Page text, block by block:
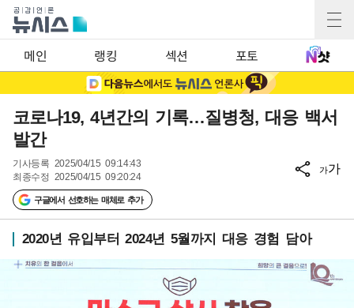
메인 랭킹 섹션 포토
코로나19, 4년간의 기록…질병청, 대응 백서
발간
기사등록 2025/04/15 09:14:43
최종수정 2025/04/15 09:20:24
구글에서 선호하는 매체로 추가
가가
2020년 유입부터 2024년 5월까지 대응 경험 담아